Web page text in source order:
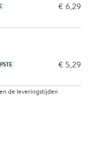
€ 6,29
€ 5,29
de leveringstijden